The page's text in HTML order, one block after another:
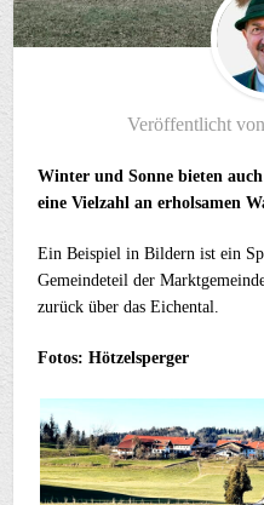
Veröffentlicht von
Winter und Sonne bieten
eine Vielzahl an erholsamen
Ein Beispiel in Bildern ist ein
Gemeindeteil der
zurück über das Eichental.
Fotos: Hötzelsperger